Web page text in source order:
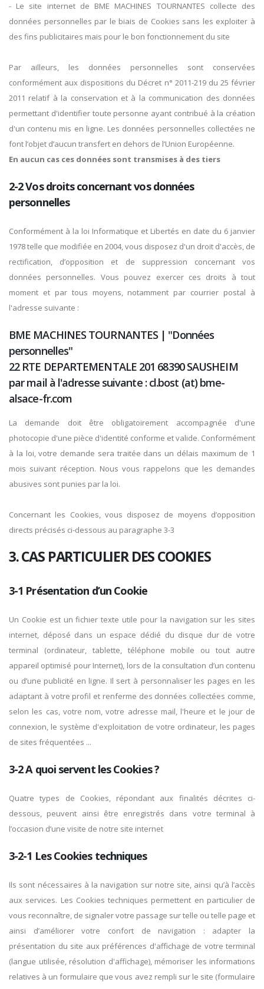
- Le site internet de BME MACHINES TOURNANTES collecte des
données personnelles par le biais de Cookies sans les exploiter à
des fins publicitaires mais pour le bon fonctionnement du site
Par ailleurs, les données personnelles sont conservées
conformément aux dispositions du Décret n° 2011-219 du 25 février
2011 relatif à la conservation et à la communication des données
permettant d'identifier toute personne ayant contribué à la création
d'un contenu mis en ligne. Les données personnelles collectées ne
font l’objet d’aucun transfert en dehors de l’Union Européenne.
En aucun cas ces données sont transmises à des tiers
2-2 Vos droits concernant vos données
personnelles
Conformément à la loi Informatique et Libertés en date du 6 janvier
1978 telle que modifiée en 2004, vous disposez d'un droit d'accès, de
rectification, d’opposition et de suppression concernant vos
données personnelles. Vous pouvez exercer ces droits à tout
moment et par tous moyens, notamment par courrier postal à
l'adresse suivante :
BME MACHINES TOURNANTES | "Données
personnelles"
22 RTE DEPARTEMENTALE 201 68390 SAUSHEIM
par mail à l'adresse suivante : cl.bost (at) bme-
alsace-fr.com
La demande doit être obligatoirement accompagnée d'une
photocopie d'une pièce d'identité conforme et valide. Conformément
à la loi, votre demande sera traitée dans un délais maximum de 1
mois suivant réception. Nous vous rappelons que les demandes
abusives sont punies par la loi.
Concernant les Cookies, vous disposez de moyens d’opposition
directs précisés ci-dessous au paragraphe 3-3
3. CAS PARTICULIER DES COOKIES
3-1 Présentation d’un Cookie
Un Cookie est un fichier texte utile pour la navigation sur les sites
internet, déposé dans un espace dédié du disque dur de votre
terminal (ordinateur, tablette, téléphone mobile ou tout autre
appareil optimisé pour Internet), lors de la consultation d’un contenu
ou d’une publicité en ligne. Il sert à personnaliser les pages en les
adaptant à votre profil et renferme des données collectées comme,
selon les cas, votre nom, votre adresse mail, l'heure et le jour de
connexion, le système d'exploitation de votre ordinateur, les pages
de sites fréquentées ...
3-2 A quoi servent les Cookies ?
Quatre types de Cookies, répondant aux finalités décrites ci-
dessous, peuvent ainsi être enregistrés dans votre terminal à
l’occasion d’une visite de notre site internet
3-2-1 Les Cookies techniques
Ils sont nécessaires à la navigation sur notre site, ainsi qu’à l’accès
aux services. Les Cookies techniques permettent en particulier de
vous reconnaître, de signaler votre passage sur telle ou telle page et
ainsi d’améliorer votre confort de navigation : adapter la
présentation du site aux préférences d'affichage de votre terminal
(langue utilisée, résolution d'affichage), mémoriser les informations
relatives à un formulaire que vous avez rempli sur le site (formulaire